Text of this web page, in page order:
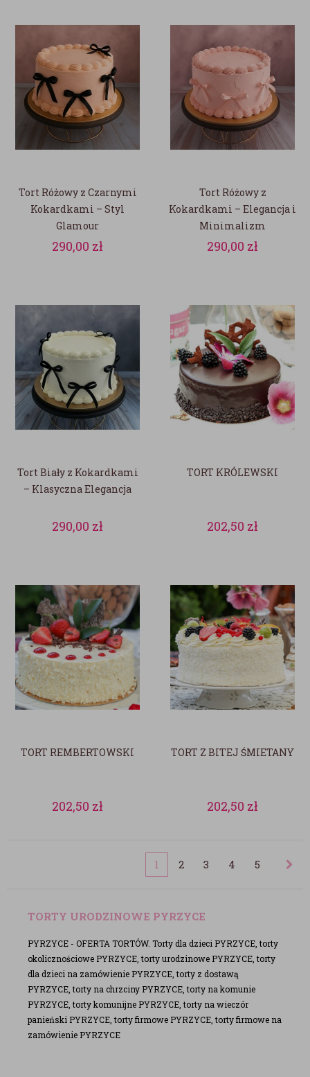
Tort Różowy z Czarnymi
Kokardkami – Styl
Glamour
290,00 zł
Tort Różowy z
Kokardkami – Elegancja i
Minimalizm
290,00 zł
Tort Biały z Kokardkami
– Klasyczna Elegancja
290,00 zł
TORT KRÓLEWSKI
202,50 zł
TORT REMBERTOWSKI
202,50 zł
TORT Z BITEJ ŚMIETANY
202,50 zł
1 2 3 4 5
TORTY URODZINOWE PYRZYCE
PYRZYCE - OFERTA TORTÓW. Torty dla dzieci PYRZYCE, torty
okolicznościowe PYRZYCE, torty urodzinowe PYRZYCE, torty
dla dzieci na zamówienie PYRZYCE, torty z dostawą
PYRZYCE, torty na chrzciny PYRZYCE, torty na komunie
PYRZYCE, torty komunijne PYRZYCE, torty na wieczór
panieński PYRZYCE, torty firmowe PYRZYCE, torty firmowe na
zamówienie PYRZYCE